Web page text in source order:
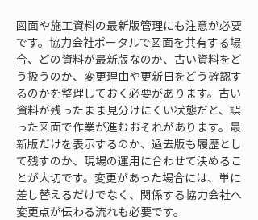
図面や施工資料の最新版管理にも注意が必要
です。協力会社ポータルで図面を共有する場
合、どの資料が最新版なのか、古い資料をど
う扱うのか、変更理由や更新日をどう確認す
るのかを整理しておく必要があります。古い
資料が残ったまま見分けにくい状態だと、誤
った図面で作業が進むおそれがあります。最
新版だけを表示するのか、過去版も履歴とし
て残すのか、現場の運用に合わせて決めるこ
とが大切です。変更があった場合には、単に
差し替えるだけでなく、関係する協力会社へ
変更点が伝わる流れも必要です。